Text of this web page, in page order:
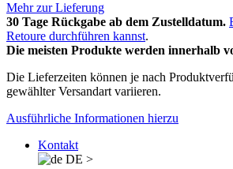
Mehr zur Lieferung
30 Tage Rückgabe ab dem Zustelldatum.
Retoure durchführen kannst.
Die meisten Produkte werden innerhalb
Die Lieferzeiten können je nach
gewählter Versandart variieren.
Ausführliche Informationen hierzu
Kontakt
DE >